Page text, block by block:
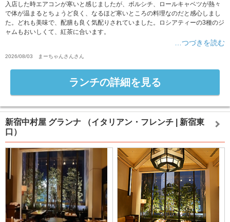
入店した時エアコンが寒いと感じましたが、ボルシチ、ロールキャベツが熱々
で体が温まるとちょうど良く、なるほど寒いところの料理なのだと感心しまし
た。どれも美味で、配膳も良く気配りされていました。ロシアティーの3種のジ
ャムもおいしくて、紅茶に合います。
…つづきを読む
2026/08/03 まーちゃんさん さん
ランチの詳細を見る
新宿中村屋 グランナ
（イタリアン・フレンチ | 新宿東
口）